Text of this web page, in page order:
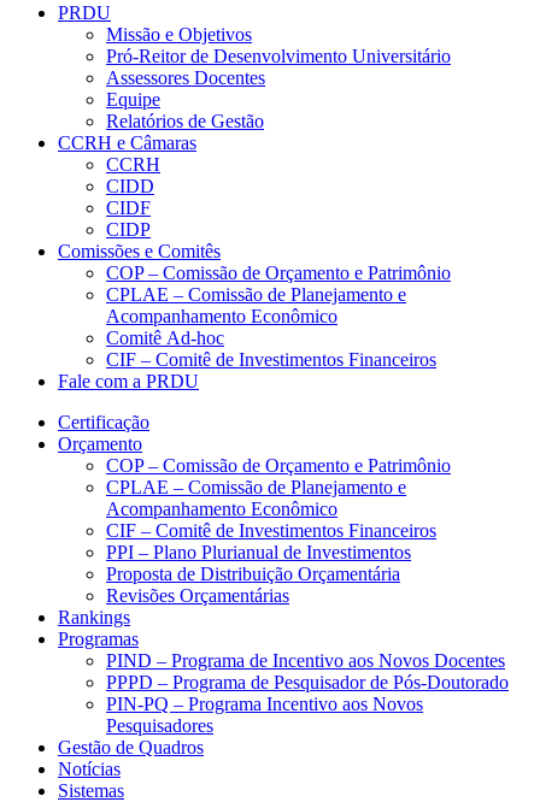
PRDU
Missão e Objetivos
Pró-Reitor de Desenvolvimento Universitário
Assessores Docentes
Equipe
Relatórios de Gestão
CCRH e Câmaras
CCRH
CIDD
CIDF
CIDP
Comissões e Comitês
COP – Comissão de Orçamento e Patrimônio
CPLAE – Comissão de Planejamento e
Acompanhamento Econômico
Comitê Ad-hoc
CIF – Comitê de Investimentos Financeiros
Fale com a PRDU
Certificação
Orçamento
COP – Comissão de Orçamento e Patrimônio
CPLAE – Comissão de Planejamento e
Acompanhamento Econômico
CIF – Comitê de Investimentos Financeiros
PPI – Plano Plurianual de Investimentos
Proposta de Distribuição Orçamentária
Revisões Orçamentárias
Rankings
Programas
PIND – Programa de Incentivo aos Novos Docentes
PPPD – Programa de Pesquisador de Pós-Doutorado
PIN-PQ – Programa Incentivo aos Novos
Pesquisadores
Gestão de Quadros
Notícias
Sistemas